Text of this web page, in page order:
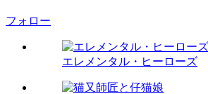
フォロー
エレメンタル・ヒーローズ